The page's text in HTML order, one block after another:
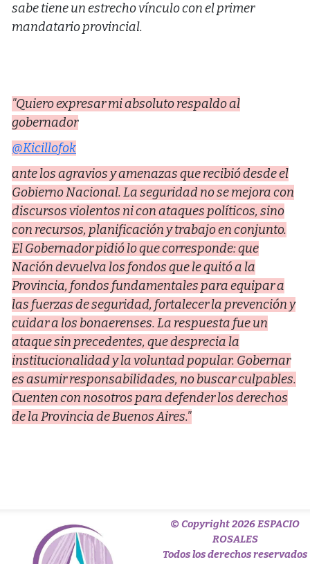
sabe tiene un estrecho vínculo con el primer
mandatario provincial.
"Quiero expresar mi absoluto respaldo al
gobernador
@Kicillofok
ante los agravios y amenazas que recibió desde el
Gobierno Nacional. La seguridad no se mejora con
discursos violentos ni con ataques políticos, sino
con recursos, planificación y trabajo en conjunto.
El Gobernador pidió lo que corresponde: que
Nación devuelva los fondos que le quitó a la
Provincia, fondos fundamentales para equipar a
las fuerzas de seguridad, fortalecer la prevención y
cuidar a los bonaerenses. La respuesta fue un
ataque sin precedentes, que desprecia la
institucionalidad y la voluntad popular. Gobernar
es asumir responsabilidades, no buscar culpables.
Cuenten con nosotros para defender los derechos
de la Provincia de Buenos Aires."
© Copyright 2026 ESPACIO
ROSALES
Todos los derechos reservados